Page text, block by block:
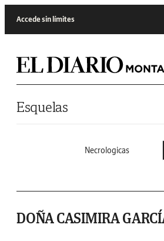
Accede sin límites
Esquelas
Necrologicas
DOÑA CASIMIRA